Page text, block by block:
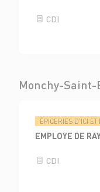
CDI
Monchy-Saint-
ÉPICERIES D'ICI
EMPLOYE DE
CDI